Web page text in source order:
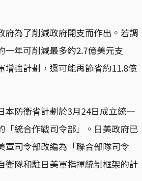
府為了削減政府開支而作出。若調
一年可削減最多約2.7億美元支
增強計劃，還可能再節省約11.8億
本防衛省計劃於3月24日成立統一
「統合作戰司令部」。日美政府已
軍司令部改編為「聯合部隊司令
衛隊和駐日美軍指揮統制框架的計